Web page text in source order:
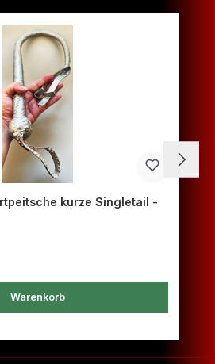
kurze Singletail -
Warenkorb